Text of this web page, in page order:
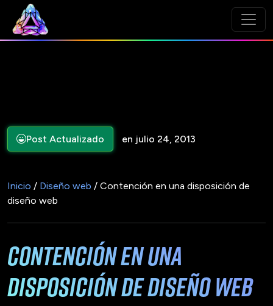
Post Actualizado en julio 24, 2013
Inicio / Diseño web / Contención en una disposición de
diseño web
Contención en una
disposición de diseño web